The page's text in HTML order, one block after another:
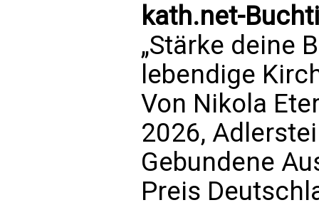
kath.net-
„Stärke deine
lebendige
Von Nikola
2026,
Gebundene
Preis